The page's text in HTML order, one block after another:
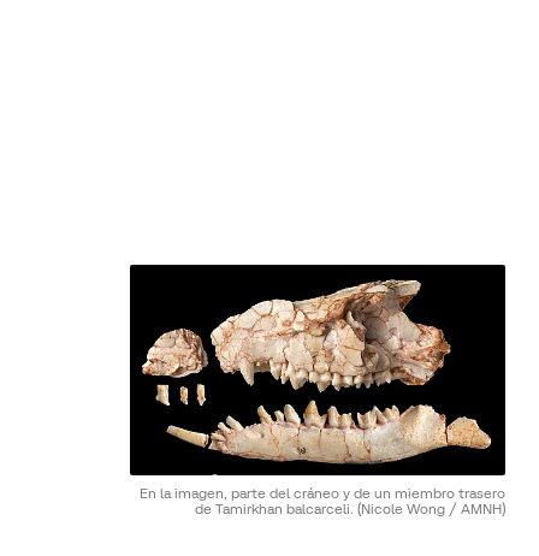
En la imagen, parte del cráneo y de un miembro trasero
de Tamirkhan balcarceli. (Nicole Wong / AMNH)